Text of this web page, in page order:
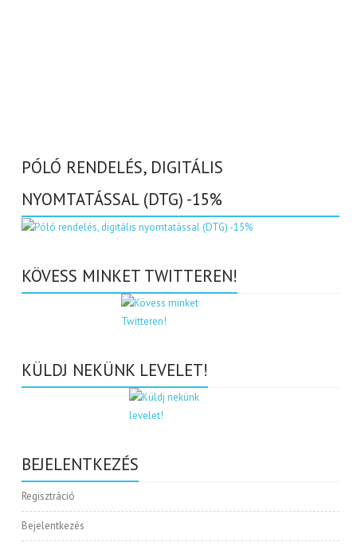
PÓLÓ RENDELÉS, DIGITÁLIS
NYOMTATÁSSAL (DTG) -15%
KÖVESS MINKET TWITTEREN!
KÜLDJ NEKÜNK LEVELET!
BEJELENTKEZÉS
Regisztráció
Bejelentkezés